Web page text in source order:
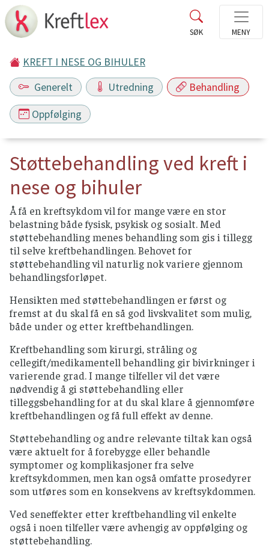
KREFT I NESE OG BIHULER
Generelt
Utredning Behandling
Oppfølging
Støttebehandling ved kreft i
nese og bihuler
Å få en kreftsykdom vil for mange være en stor
belastning både fysisk, psykisk og sosialt. Med
støttebehandling menes behandling som gis i tillegg
til selve kreftbehandlingen. Behovet for
støttebehandling vil naturlig nok variere gjennom
behandlingsforløpet.
Hensikten med støttebehandlingen er først og
fremst at du skal få en så god livskvalitet som mulig,
både under og etter kreftbehandlingen.
Kreftbehandling som kirurgi, stråling og
cellegift/medikamentell behandling gir bivirkninger i
varierende grad. I mange tilfeller vil det være
nødvendig å gi støttebehandling eller
tilleggsbehandling for at du skal klare å gjennomføre
kreftbehandlingen og få full effekt av denne.
Støttebehandling og andre relevante tiltak kan også
være aktuelt for å forebygge eller behandle
symptomer og komplikasjoner fra selve
kreftsykdommen, men kan også omfatte prosedyrer
som utføres som en konsekvens av kreftsykdommen.
Ved seneffekter etter kreftbehandling vil enkelte
også i noen tilfeller være avhengig av oppfølging og
støttebehandling.